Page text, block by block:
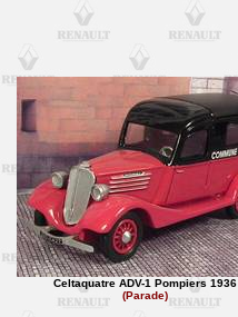
Celtaquatre ADV-1 Pompiers 1936
(Parade)